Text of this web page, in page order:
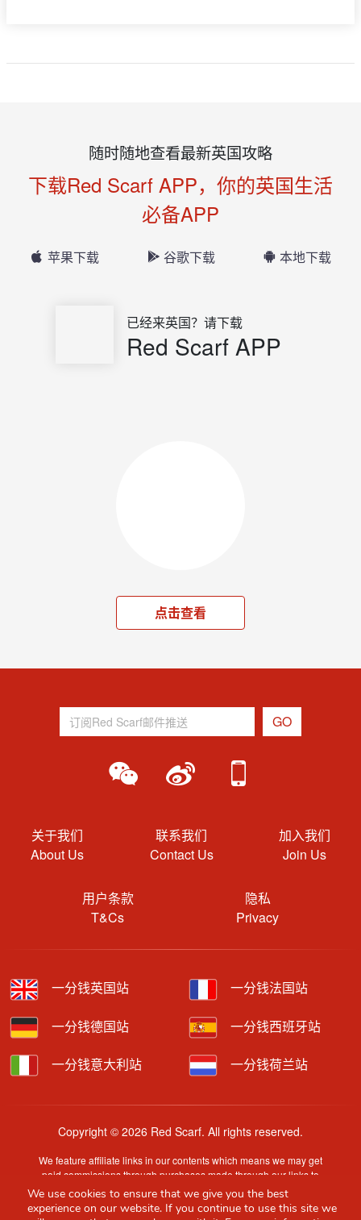
随时随地查看最新英国攻略
下载Red Scarf APP，你的英国生活
必备APP
苹果下载 谷歌下载 本地下载
已经来英国？请下载
Red Scarf APP
点击查看
关于我们
About Us
联系我们
Contact Us
加入我们
Join Us
用户条款
T&Cs
隐私
Privacy
一分钱英国站 一分钱法国站
一分钱德国站 一分钱西班牙站
一分钱意大利站 一分钱荷兰站
Copyright © 2026 Red Scarf. All rights reserved.
We feature affiliate links in our contents which means we may get
paid commissions through purchases made through our links to
retailer sites.
Content is provided by users, brands or merchants. Some
We use cookies to ensure that we give you the best
experience on our website. If you continue to use this site we